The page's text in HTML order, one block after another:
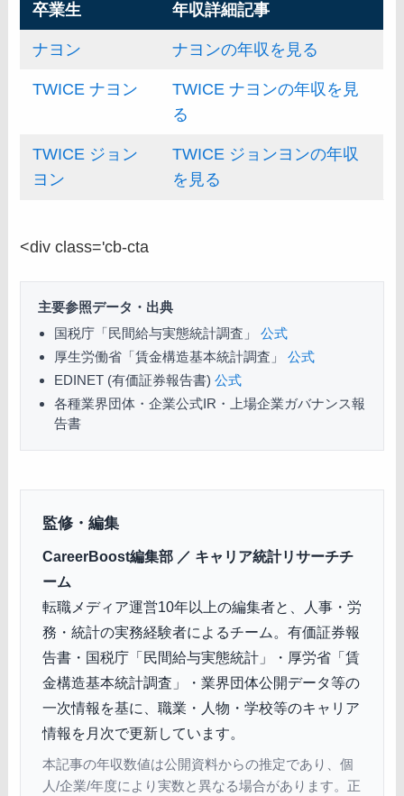
卒業生 年収詳細記事
ナヨン ナヨンの年収を見る
TWICE ナヨン
TWICE ナヨンの年収を見
る
TWICE ジョン
ヨン
TWICE ジョンヨンの年収
を見る
<div class='cb-cta
主要参照データ・出典
国税庁「民間給与実態統計調査」 公式
厚生労働省「賃金構造基本統計調査」 公式
EDINET (有価証券報告書) 公式
各種業界団体・企業公式IR・上場企業ガバナンス報
告書
監修・編集
CareerBoost編集部 ／ キャリア統計リサーチチ
ーム
転職メディア運営10年以上の編集者と、人事・労
務・統計の実務経験者によるチーム。有価証券報
告書・国税庁「民間給与実態統計」・厚労省「賃
金構造基本統計調査」・業界団体公開データ等の
一次情報を基に、職業・人物・学校等のキャリア
情報を月次で更新しています。
本記事の年収数値は公開資料からの推定であり、個
人/企業/年度により実数と異なる場合があります。正